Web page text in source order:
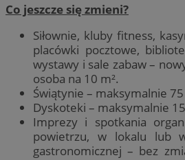
Co jeszcze się zmieni?
Siłownie, kluby fitness,
placówki pocztowe,
wystawy i sale zabaw –
osoba na 10 m².
Świątynie – maksymalnie
Dyskoteki – maksymalnie
Imprezy i spotkania
powietrzu, w lokalu lub
gastronomicznej – bez